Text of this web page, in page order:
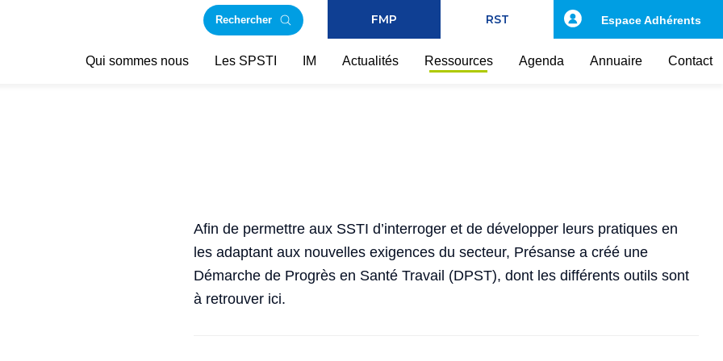
Rechercher FMP RST
Qui sommes nous Les SPSTI IM Actualités Ressources Agenda Annuaire Contact
Espace Adhérents
Afin de permettre aux SSTI d’interroger et de développer leurs pratiques en
les adaptant aux nouvelles exigences du secteur, Présanse a créé une
Démarche de Progrès en Santé Travail (DPST), dont les différents outils sont
à retrouver ici.